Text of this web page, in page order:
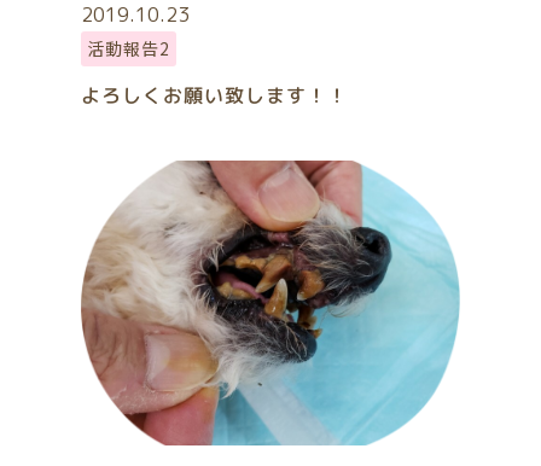
2019.10.23
活動報告2
よろしくお願い致します！！